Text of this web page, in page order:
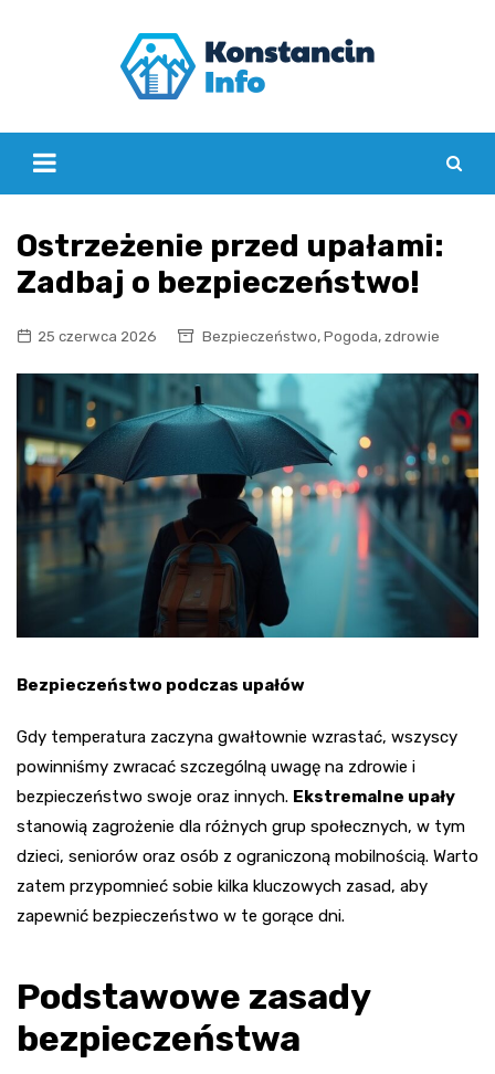
Ostrzeżenie przed upałami:
Zadbaj o bezpieczeństwo!
25 czerwca 2026 Bezpieczeństwo, Pogoda, zdrowie
Bezpieczeństwo podczas upałów
Gdy temperatura zaczyna gwałtownie wzrastać, wszyscy
powinniśmy zwracać szczególną uwagę na zdrowie i
bezpieczeństwo swoje oraz innych. Ekstremalne upały
stanowią zagrożenie dla różnych grup społecznych, w tym
dzieci, seniorów oraz osób z ograniczoną mobilnością. Warto
zatem przypomnieć sobie kilka kluczowych zasad, aby
zapewnić bezpieczeństwo w te gorące dni.
Podstawowe zasady
bezpieczeństwa